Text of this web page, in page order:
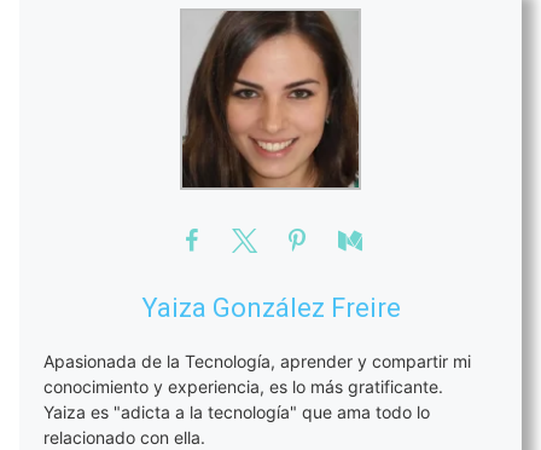
Yaiza González Freire
Apasionada de la Tecnología, aprender y compartir mi
conocimiento y experiencia, es lo más gratificante.
Yaiza es "adicta a la tecnología" que ama todo lo
relacionado con ella.